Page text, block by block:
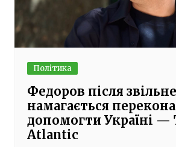
Політика
Федоров після
намагається
допомогти Україні —
Atlantic